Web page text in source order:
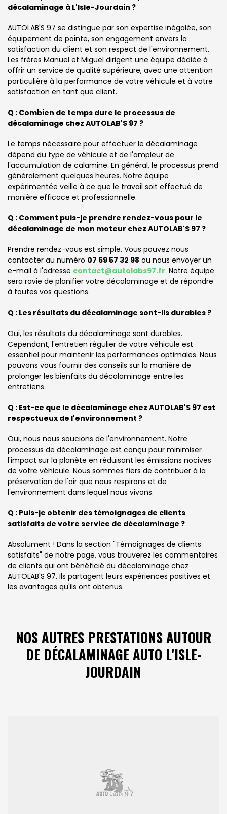
décalaminage à L'Isle-Jourdain ?
AUTOLAB'S 97 se distingue par son expertise inégalée, son
équipement de pointe, son engagement envers la
satisfaction du client et son respect de l'environnement.
Les frères Manuel et Miguel dirigent une équipe dédiée à
offrir un service de qualité supérieure, avec une attention
particulière à la performance de votre véhicule et à votre
satisfaction en tant que client.
Q : Combien de temps dure le processus de
décalaminage chez AUTOLAB'S 97 ?
Le temps nécessaire pour effectuer le décalaminage
dépend du type de véhicule et de l'ampleur de
l'accumulation de calamine. En général, le processus prend
généralement quelques heures. Notre équipe
expérimentée veille à ce que le travail soit effectué de
manière efficace et professionnelle.
Q : Comment puis-je prendre rendez-vous pour le
décalaminage de mon moteur chez AUTOLAB'S 97 ?
Prendre rendez-vous est simple. Vous pouvez nous
contacter au numéro 07 69 57 32 98 ou nous envoyer un
e-mail à l'adresse contact@autolabs97.fr. Notre équipe
sera ravie de planifier votre décalaminage et de répondre
à toutes vos questions.
Q : Les résultats du décalaminage sont-ils durables ?
Oui, les résultats du décalaminage sont durables.
Cependant, l'entretien régulier de votre véhicule est
essentiel pour maintenir les performances optimales. Nous
pouvons vous fournir des conseils sur la manière de
prolonger les bienfaits du décalaminage entre les
entretiens.
Q : Est-ce que le décalaminage chez AUTOLAB'S 97 est
respectueux de l'environnement ?
Oui, nous nous soucions de l'environnement. Notre
processus de décalaminage est conçu pour minimiser
l'impact sur la planète en réduisant les émissions nocives
de votre véhicule. Nous sommes fiers de contribuer à la
préservation de l'air que nous respirons et de
l'environnement dans lequel nous vivons.
Q : Puis-je obtenir des témoignages de clients
satisfaits de votre service de décalaminage ?
Absolument ! Dans la section "Témoignages de clients
satisfaits" de notre page, vous trouverez les commentaires
de clients qui ont bénéficié du décalaminage chez
AUTOLAB'S 97. Ils partagent leurs expériences positives et
les avantages qu'ils ont obtenus.
NOS AUTRES PRESTATIONS AUTOUR
DE DÉCALAMINAGE AUTO L'ISLE-
JOURDAIN